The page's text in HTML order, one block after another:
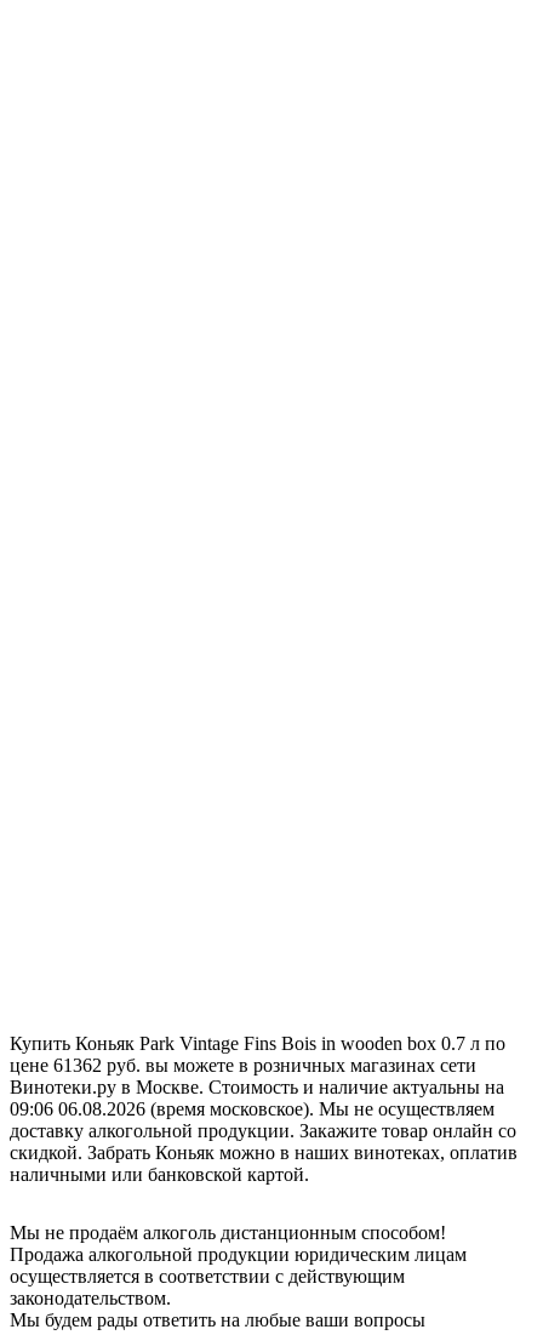
Купить Коньяк Park Vintage Fins Bois in wooden box 0.7 л по
цене 61362 руб. вы можете в розничных магазинах сети
Винотеки.ру в Москве. Стоимость и наличие актуальны на
09:06 06.08.2026 (время московское). Мы не осуществляем
доставку алкогольной продукции. Закажите товар онлайн со
скидкой. Забрать Коньяк можно в наших винотеках, оплатив
наличными или банковской картой.
Мы не продаём алкоголь дистанционным способом!
Продажа алкогольной продукции юридическим лицам
осуществляется в соответствии с действующим
законодательством.
Мы будем рады ответить на любые ваши вопросы